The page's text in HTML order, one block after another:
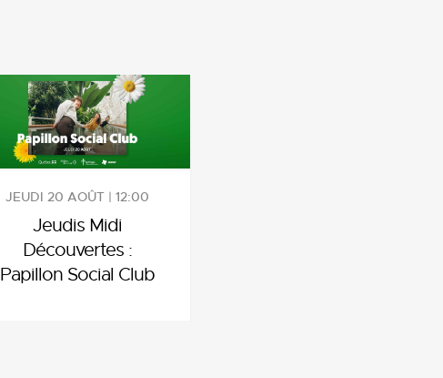
JEUDI 20 AOÛT | 12:00
Jeudis Midi
Découvertes :
Papillon Social Club